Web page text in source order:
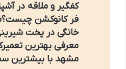
کفگیر و ملاقه در
فر کانوکشن
خانگی در پخت
معرفی بهترین
مشهد با بیشترین